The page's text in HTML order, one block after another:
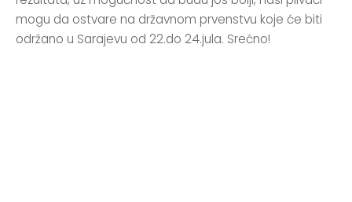
mogu da ostvare na državnom prvenstvu koje će biti
održano u Sarajevu od 22.do 24.jula. Srećno!